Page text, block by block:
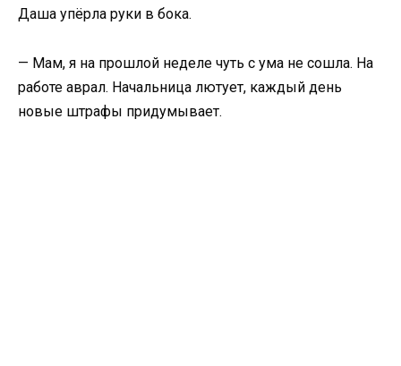
Даша упёрла руки в бока.
— Мам, я на прошлой неделе чуть с ума не сошла. На
работе аврал. Начальница лютует, каждый день
новые штрафы придумывает.